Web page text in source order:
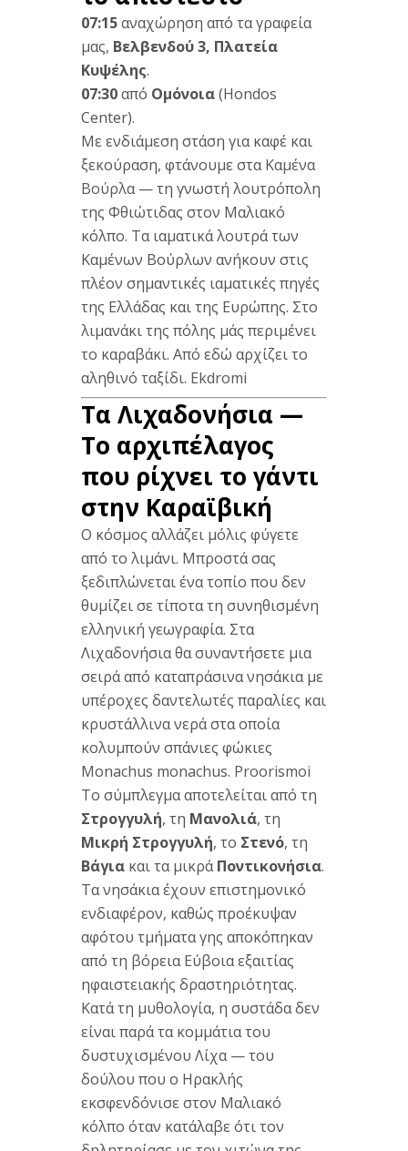
07:15αναχώρηση από ταγραφεία
μας, Βελβενδού 3, Πλατεία
Κυψέλης.
07:30από Ομόνοια(Hondos
Center).
Με ενδιάμεση στάση για καφέ και
ξεκούραση, φτάνουμε σταΚαμένα
Βούρλα— τη γνωστή λουτρόπολη
της Φθιώτιδας στον Μαλιακό
κόλπο. Ταιαματικά λουτράτων
Καμένων Βούρλων ανήκουν στις
πλέον σημαντικές ιαματικές πηγές
της Ελλάδας και της Ευρώπης. Στο
λιμανάκιτης πόλης μάς περιμένει
το καραβάκι. Από εδώ αρχίζειτο
αληθινό ταξίδι. Ekdromi
Τα Λιχαδονήσια —
Το αρχιπέλαγος
που ρίχνει το γάντι
στην Καραϊβική
Ο κόσμος αλλάζει μόλις φύγετε
από το λιμάνι. Μπροστά σας
ξεδιπλώνεται ένατοπίο που δεν
θυμίζει σε τίποτα τη συνηθισμένη
ελληνική γεωγραφία. Στα
Λιχαδονήσια θασυναντήσετε μια
σειρά από καταπράσινανησάκια με
υπέροχες δαντελωτές παραλίες και
κρυστάλλινα νεράστα οποία
κολυμπούν σπάνιες φώκιες
Monachus monachus. Proorismoi
Το σύμπλεγμααποτελείται από τη
Στρογγυλή, τη Μανολιά, τη
Μικρή Στρογγυλή, το Στενό, τη
Βάγια και ταμικράΠοντικονήσια.
Τανησάκια έχουν επιστημονικό
ενδιαφέρον, καθώς προέκυψαν
αφότου τμήματα γης αποκόπηκαν
από τη βόρεια Εύβοιαεξαιτίας
ηφαιστειακής δραστηριότητας.
Κατά τη μυθολογία, η συστάδαδεν
είναι παράτα κομμάτιατου
δυστυχισμένου Λίχα —του
δούλου που ο Ηρακλής
εκσφενδόνισε στον Μαλιακό
κόλπο όταν κατάλαβε ότι τον